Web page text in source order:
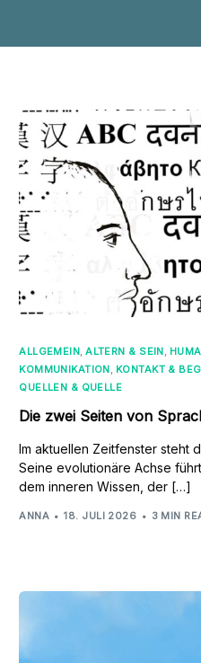
ALLGEMEIN,ALTERN & SEIN,
KOMMUNIKATION, KONTAKT &
QUELLEN & QUELLE
Die zwei Seiten von
Im aktuellen Zeitfenster steht
Seine evolutionäre Achse
dem inneren Wissen, der […]
ANNA 18. JULI 2026 3 MIN